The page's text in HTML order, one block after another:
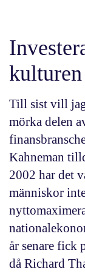
kulturen
Till sist vill
mörka delen
Kahneman
2002 har det
människor
år senare fick
då Richard